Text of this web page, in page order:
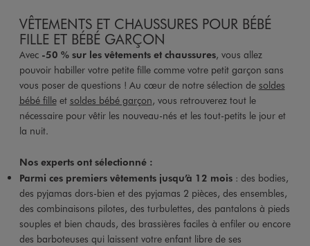
VÊTEMENTS ET CHAUSSURES POUR BÉBÉ
FILLE ET BÉBÉ GARÇON
Avec-50 % sur les vêtements et chaussures, vous allez
pouvoir habiller votre petite fille comme votre petit garçon sans
vous poser de questions ! Au cœur de notre sélection de soldes
bébé filleet soldes bébé garçon, vous retrouverez tout le
nécessaire pour vêtir les nouveau-nés et les tout-petits le jour et
la nuit.
Nos experts ont sélectionné :
Parmi ces premiers vêtements jusqu’à 12 mois: des bodies,
des pyjamas dors-bien et des pyjamas 2 pièces, des ensembles,
des combinaisons pilotes, des turbulettes, des pantalons à pieds
souples et bien chauds, des brassières faciles à enfiler ou encore
des barboteuses qui laissent votre enfant libre de ses